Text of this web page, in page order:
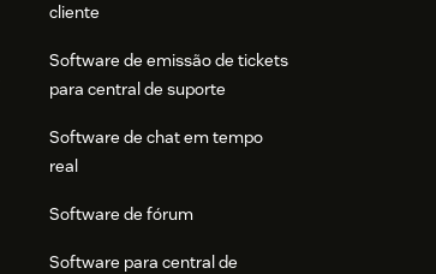
cliente
Software de emissão de tickets
para central de suporte
Software de chat em tempo
real
Software de fórum
Software para central de